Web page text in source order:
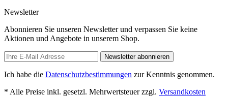
Newsletter
Abonnieren Sie unseren Newsletter und verpassen Sie keine
Aktionen und Angebote in unserem Shop.
Newsletter abonnieren
Ich habe die Datenschutzbestimmungen zur Kenntnis genommen.
* Alle Preise inkl. gesetzl. Mehrwertsteuer zzgl. Versandkosten